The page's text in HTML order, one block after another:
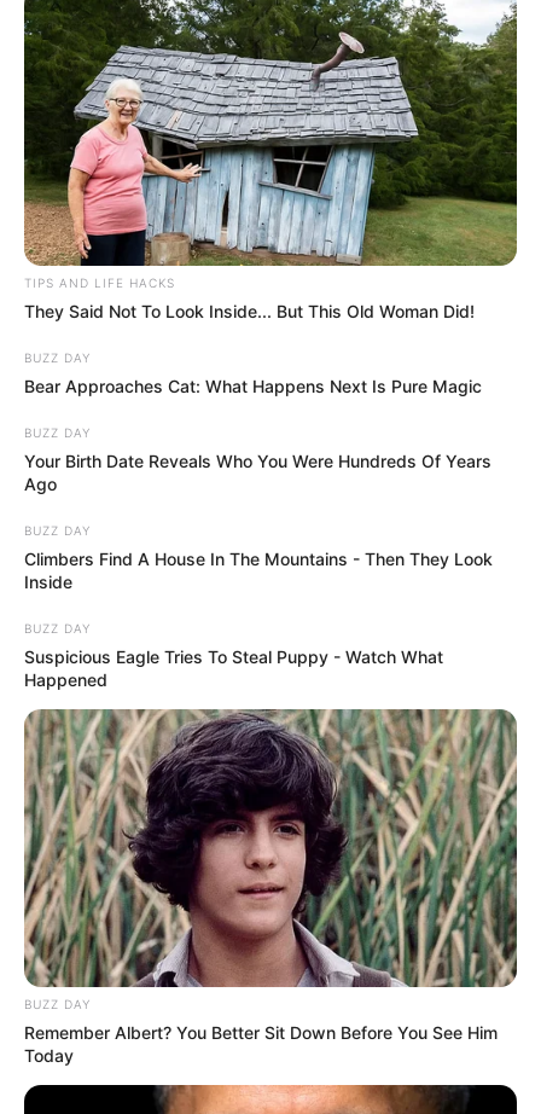
TIPS AND LIFE HACKS
They Said Not To Look Inside... But This Old Woman Did!
BUZZ DAY
Bear Approaches Cat: What Happens Next Is Pure Magic
BUZZ DAY
Your Birth Date Reveals Who You Were Hundreds Of Years
Ago
BUZZ DAY
Climbers Find A House In The Mountains - Then They Look
Inside
BUZZ DAY
Suspicious Eagle Tries To Steal Puppy - Watch What
Happened
BUZZ DAY
Remember Albert? You Better Sit Down Before You See Him
Today